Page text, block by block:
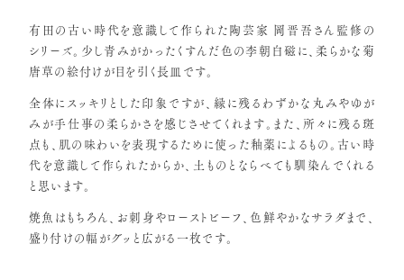
有田の古い時代を意識して作られた陶芸家 岡晋吾さん監修の
シリーズ。少し青みがかったくすんだ色の李朝白磁に、柔らかな菊
唐草の絵付けが目を引く長皿です。
全体にスッキリとした印象ですが、縁に残るわずかな丸みやゆが
みが手仕事の柔らかさを感じさせてくれます。また、所々に残る斑
点も、肌の味わいを表現するために使った釉薬によるもの。古い時
代を意識して作られたからか、土ものとならべても馴染んでくれる
と思います。
焼魚はもちろん、お刺身やローストビーフ、色鮮やかなサラダまで、
盛り付けの幅がグッと広がる一枚です。